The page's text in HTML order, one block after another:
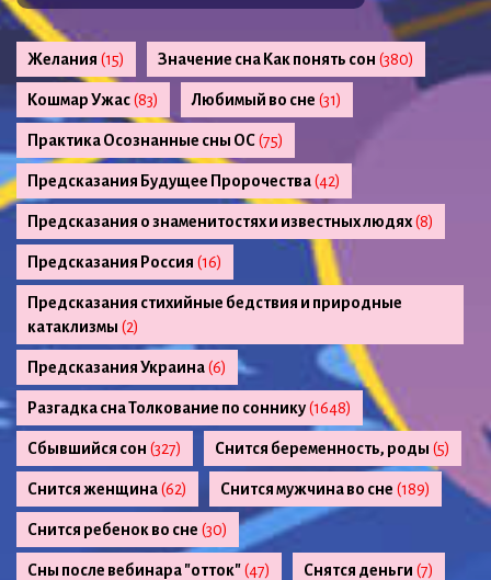
Желания (15) Значение сна Как понять сон (380)
Кошмар Ужас(83) Любимый во сне (31)
Практика Осознанные сны ОС(75)
Предсказания Будущее Пророчества(42)
Предсказания о знаменитостях и известных людях(8)
Предсказания Россия (16)
Предсказания стихийные бедствия и природные
катаклизмы (2)
Предсказания Украина(6)
Разгадка сна Толкование по соннику(1648)
Сбывшийся сон (327) Снится беременность, роды (5)
Снится женщина(62) Снится мужчина во сне (189)
Снится ребенок во сне (30)
Сны после вебинара "отток"(47) Снятся деньги (7)